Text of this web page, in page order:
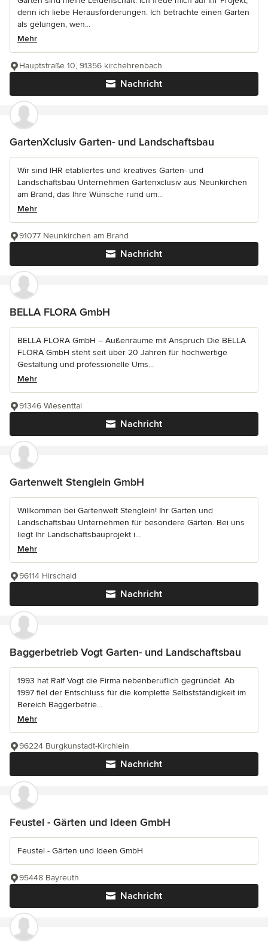
denn ich liebe Herausforderungen. Ich betrachte einen Garten
als gelungen, wen...
Mehr
Nachricht
Hauptstraße 10, 91356 kirchehrenbach
GartenXclusiv Garten- und Landschaftsbau
Wir sind IHR etabliertes und kreatives Garten- und
Landschaftsbau Unternehmen Gartenxclusiv aus Neunkirchen
am Brand, das Ihre Wünsche rund um...
Mehr
Nachricht
91077 Neunkirchen am Brand
BELLA FLORA GmbH
BELLA FLORA GmbH – Außenräume mit Anspruch Die BELLA
FLORA GmbH steht seit über 20 Jahren für hochwertige
Gestaltung und professionelle Ums...
Mehr
Nachricht
91346 Wiesenttal
Gartenwelt Stenglein GmbH
Willkommen bei Gartenwelt Stenglein! Ihr Garten und
Landschaftsbau Unternehmen für besondere Gärten. Bei uns
liegt Ihr Landschaftsbauprojekt i...
Mehr
Nachricht
96114 Hirschaid
Baggerbetrieb Vogt Garten- und Landschaftsbau
1993 hat Ralf Vogt die Firma nebenberuflich gegründet. Ab
1997 fiel der Entschluss für die komplette Selbstständigkeit im
Bereich Baggerbetrie...
Mehr
Nachricht
96224 Burgkunstadt-Kirchlein
Feustel - Gärten und Ideen GmbH
Feustel - Gärten und Ideen GmbH
Nachricht
95448 Bayreuth